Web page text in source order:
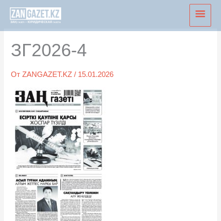
Перейти
содержимому
ЗГ2026-4
ОтZANGAZET.KZ/ 15.01.2026